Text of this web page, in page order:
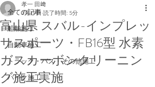
全ての記事
船舶施工
自動車施工
トラック・バス・その他施工
バイク施工
富山県 スバル-インプレッ
サスポーツ・FB16型 水素
ガスカーボンクリーニン
グ施工実施
孝一 田﨑
3月19日 読了時間: 5分